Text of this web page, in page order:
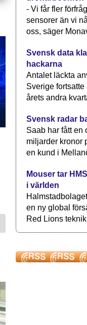
- Vi får fler
sensorer än vi
oss, säger
Svensk data
hackarna
Antalet läckta
Sverige
årets andra
Svensk radar
Saab har fått en
miljarder kronor
en kund i
Mouser tar
i världen
en ny global
Red Lions